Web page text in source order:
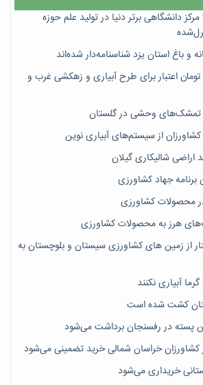
دانشگاه تهران در جمع ۳ مرکز دانشگاهی برتر دنیا در تولید علم حوزه
میلیارد تومان اعتبار برای طرح آبیاری و زهکشی غرب و
تمشک‌های وحشی در گلستان
کشاورزان از سیستم‌های آبیاری نوین
جهاد کشاورزی
محصولات کشاورزی
۳۸ هزار هکتار از زمین های کشاورزی سیستان و بلوچستان به
آبیاری نکنند
کشاورزان خراسان شمالی خرید تضمینی می‌شود
خریداری می‌شود